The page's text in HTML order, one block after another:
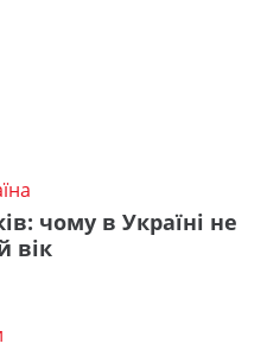
чому в Україні не
вік